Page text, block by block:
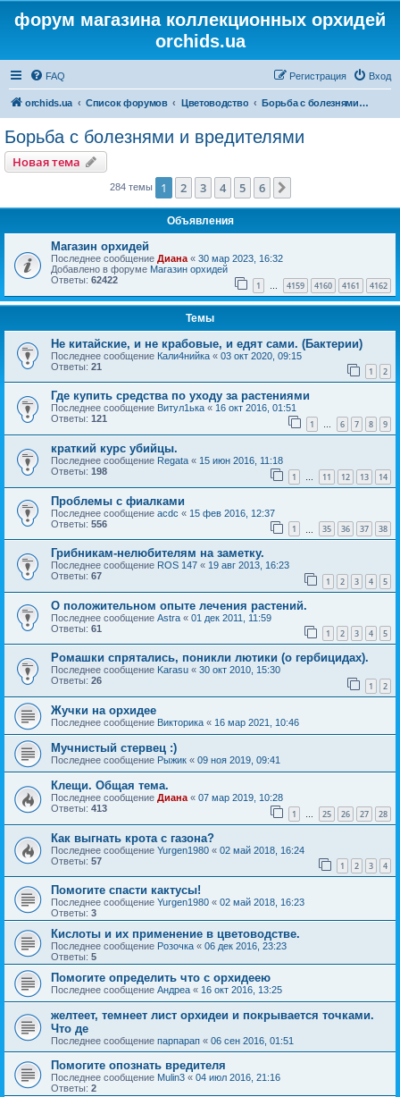
форум магазина коллекционных орхидей
orchids.ua
FAQ Вход
Регистрация
orchids.ua Список форумов Цветоводство Борьба с болезнями и вредителями
Борьба с болезнями и вредителями
Новая тема
284 темы 1 2 3 4 5 6
Объявления
Магазин орхидей
Последнее сообщение Диана « 30 мар 2023, 16:32
Добавлено в форуме Магазин орхидей
Ответы: 62422 1 … 4159 4160 4161 4162
Темы
Не китайские, и не крабовые, и едят сами. (Бактерии)
Последнее сообщение Кали4нийка « 03 окт 2020, 09:15
Ответы: 21 1 2
Где купить средства по уходу за растениями
Последнее сообщение Витул1ька « 16 окт 2016, 01:51
Ответы: 121 1 … 6 7 8 9
краткий курс убийцы.
Последнее сообщение Regata « 15 июн 2016, 11:18
Ответы: 198 1 … 11 12 13 14
Проблемы с фиалками
Последнее сообщение acdc « 15 фев 2016, 12:37
Ответы: 556 1 35 36 37 38
Грибникам-нелюбителям на заметку.
Последнее сообщение ROS 147 « 19 авг 2013, 16:23
Ответы: 67 1 2 3 4 5
О положительном опыте лечения растений.
Последнее сообщение Astra « 01 дек 2011, 11:59
Ответы: 61 1 2 3 4 5
Ромашки спрятались, поникли лютики (о гербицидах).
Последнее сообщение Karasu « 30 окт 2010, 15:30
Ответы: 26 1 2
Жучки на орхидее
Последнее сообщение Викторика « 16 мар 2021, 10:46
Мучнистый стервец :)
Последнее сообщение Рыжик « 09 ноя 2019, 09:41
Клещи. Общая тема.
Последнее сообщение Диана « 07 мар 2019, 10:28
Ответы: 413 1 … 25 26 27 28
Как выгнать крота с газона?
Последнее сообщение Yurgen1980 « 02 май 2018, 16:24
Ответы: 57 1 2 3 4
Помогите спасти кактусы!
Последнее сообщение Yurgen1980 « 02 май 2018, 16:23
Ответы: 3
Кислоты и их применение в цветоводстве.
Последнее сообщение Розочка « 06 дек 2016, 23:23
Ответы: 5
Помогите определить что с орхидеею
Последнее сообщение Андреа « 16 окт 2016, 13:25
желтеет, темнеет лист орхидеи и покрывается точками.
Что де
Последнее сообщение парпарап « 06 сен 2016, 01:51
Помогите опознать вредителя
Последнее сообщение Mulin3 « 04 июл 2016, 21:16
Ответы: 2